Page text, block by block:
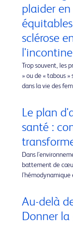
plaider
sclérose
Trop souvent, les
» ou de « tabous
dans la vie des
Le plan
santé :
Dans
battement de
l'hémodynamique
Au-delà
Donner